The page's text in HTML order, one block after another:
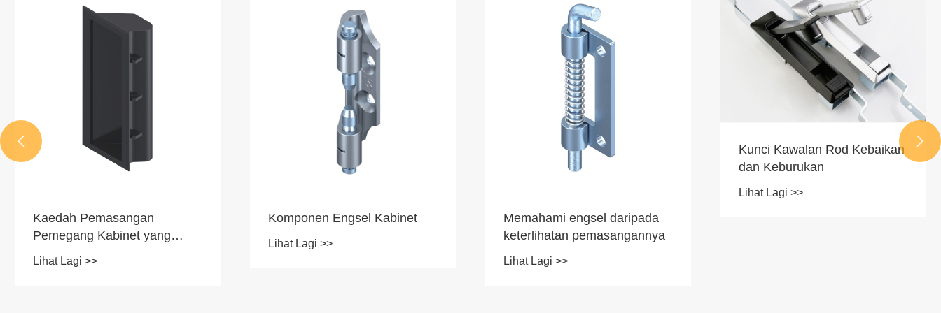
Kaedah Pemasangan
Pemegang Kabinet yang
Lihat Lagi >>
Komponen Engsel Kabinet
Lihat Lagi >>
Memahami engsel daripada
keterlihatan pemasangannya
Lihat Lagi >>
Kunci Kawalan Rod Kebaikan
dan Keburukan
Lihat Lagi >>
 